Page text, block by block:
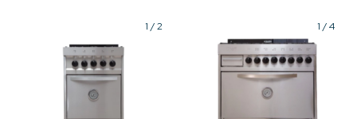
1 /2 1 /4